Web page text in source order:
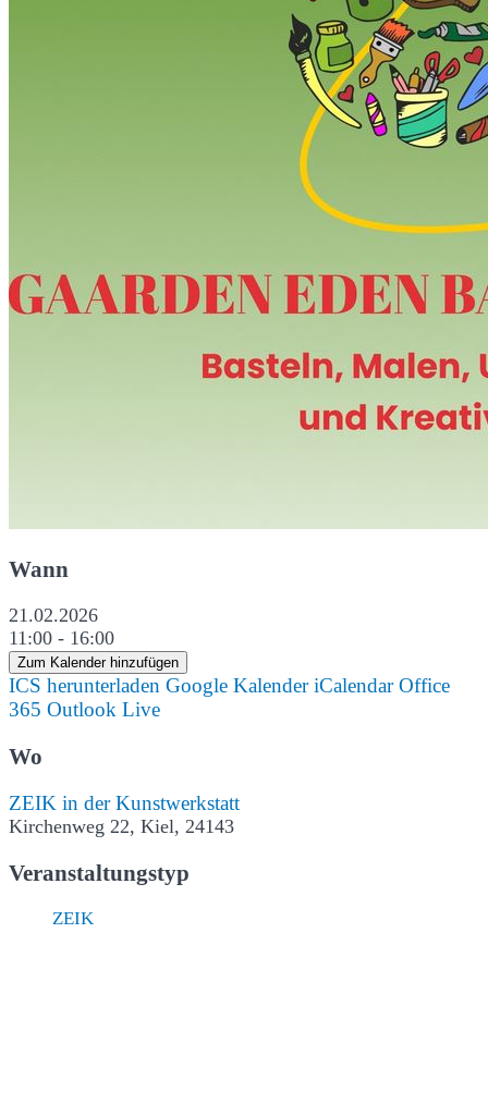
Wann
21.02.2026
11:00 - 16:00
Zum Kalender hinzufügen
ICS herunterladen Google Kalender iCalendar Office
365 Outlook Live
Wo
ZEIK in der Kunstwerkstatt
Kirchenweg 22, Kiel, 24143
Veranstaltungstyp
ZEIK